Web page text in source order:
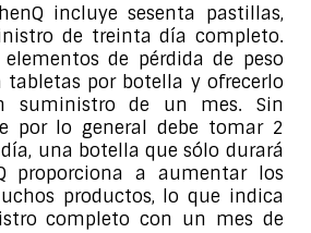
incluye sesenta pastillas,
de treinta día completo.
de pérdida de peso
por botella y ofrecerlo
suministro de un mes. Sin
por lo general debe tomar 2
una botella que sólo durará
proporciona a aumentar los
productos, lo que indica
completo con un mes de